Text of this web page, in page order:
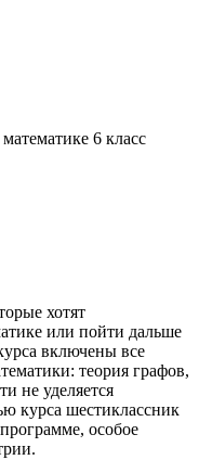
хотят
или пойти дальше
включены все
теория графов,
не уделяется
курса шестиклассник
особое